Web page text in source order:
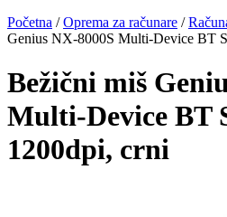
Početna /Oprema za računare /
Genius NX-8000S Multi-Device BT
Bežični miš
Multi-Device BT
1200dpi, crni